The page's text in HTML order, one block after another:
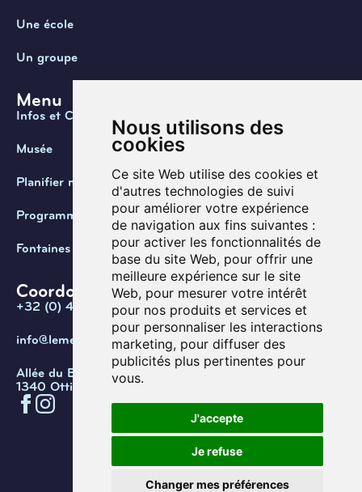
Nous utilisons des
cookies
Ce site Web utilise des cookies et
d'autres technologies de suivi
pour améliorer votre expérience
de navigation aux fins suivantes :
pour activer les fonctionnalités de
base du site Web, pour offrir une
meilleure expérience sur le site
Web, pour mesurer votre intérêt
pour nos produits et services et
pour personnaliser les interactions
marketing, pour diffuser des
publicités plus pertinentes pour
vous.
J'accepte
Je refuse
Changer mes préférences
Une école
Un groupe
Menu
Infos et Contact
Musée
Planifier ma visite
Programmation
Fontaines de Belgique
Coordonnées
+32 (0) 470 / 67.20.55
info@lemef.be
Allée du Bois des Rêves 1,
1340 Ottignies-Louvain-la-Neuve
Confidentialité
Cookies
Conditions d'utilisation
Gérer les cookies